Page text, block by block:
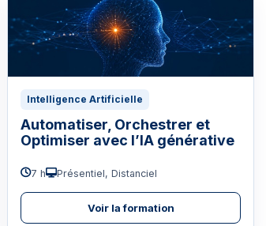
Intelligence Artificielle
Automatiser, Orchestrer et
Optimiser avec l’IA générative
7 h Présentiel, Distanciel
Voir la formation